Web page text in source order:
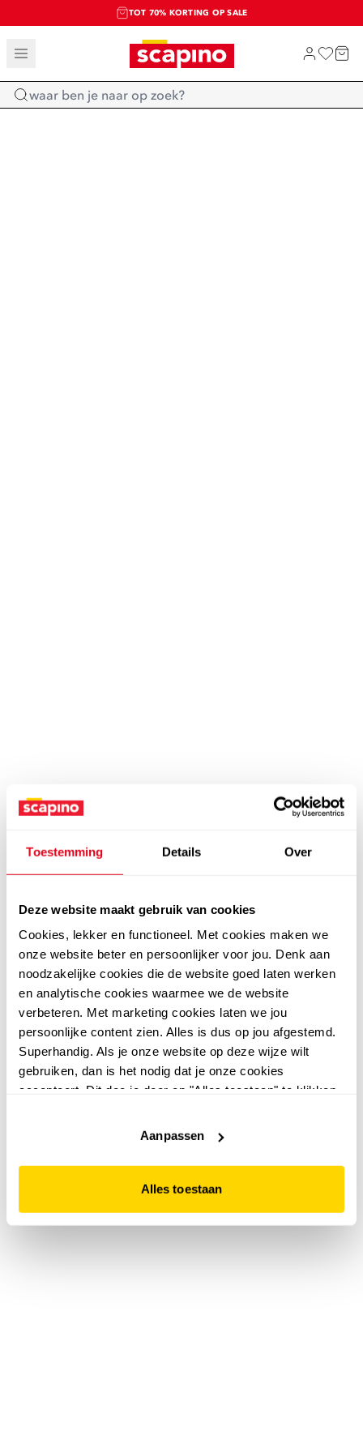
Toestemming Details Over
Deze website maakt gebruik van cookies
Cookies, lekker en functioneel. Met cookies maken we
onze website beter en persoonlijker voor jou. Denk aan
noodzakelijke cookies die de website goed laten werken
en analytische cookies waarmee we de website
verbeteren. Met marketing cookies laten we jou
persoonlijke content zien. Alles is dus op jou afgestemd.
Superhandig. Als je onze website op deze wijze wilt
gebruiken, dan is het nodig dat je onze cookies
accepteert. Dit doe je door op "Alles toestaan" te klikken.
website niet optimaal functioneert.
Aanpassen
Alles toestaan
TOT 70% KORTING OP SALE
SALE: LAATSTE KANS!
SHOP NIEUW
Home